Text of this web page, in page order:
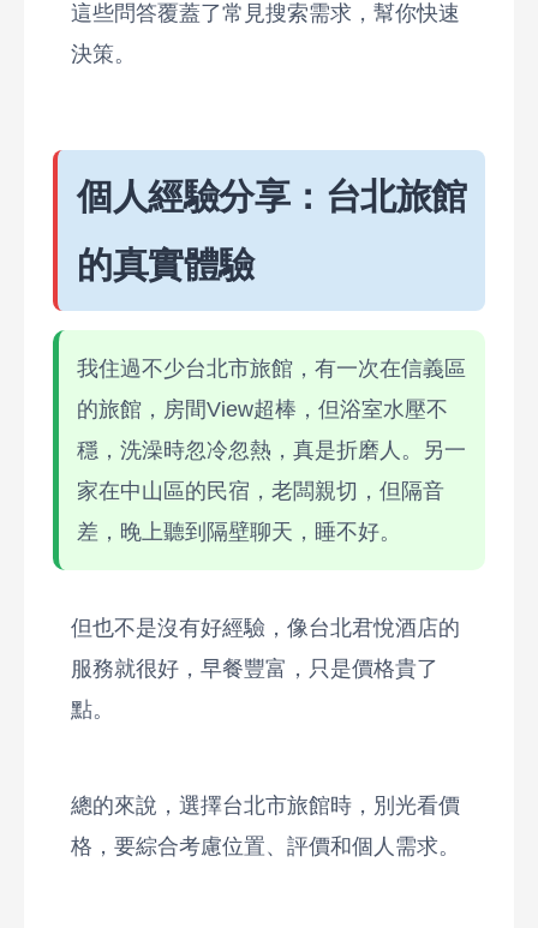
這些問答覆蓋了常見搜索需求，幫你快速
決策。
個人經驗分享：台北旅館
的真實體驗
我住過不少台北市旅館，有一次在信義區
的旅館，房間View超棒，但浴室水壓不
穩，洗澡時忽冷忽熱，真是折磨人。另一
家在中山區的民宿，老闆親切，但隔音
差，晚上聽到隔壁聊天，睡不好。
但也不是沒有好經驗，像台北君悅酒店的
服務就很好，早餐豐富，只是價格貴了
點。
總的來說，選擇台北市旅館時，別光看價
格，要綜合考慮位置、評價和個人需求。